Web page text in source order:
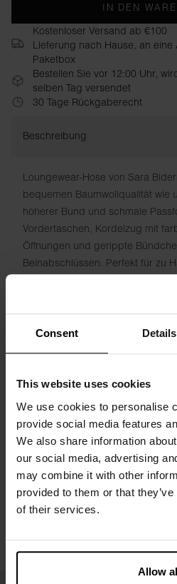
Consent Details
This website uses cookies
We use cookies to personalise
provide social media features
We also share information
our social media, advertising
may combine it with other
provided to them or that
of their services.
Allow
IN DEN
Kostenloser Versand ab €100
Lieferung nach Hause, an
Paketbox
Bestellen Sie vor 12:00 Uhr,
selben Tag versendet
30 Tage Rückgaberecht
Beschreibung
Loungewear-Hose von Sara
bequemen Baumwollqualität wie
höherer Bund und schmale
Vordertaschen, Kordelzug mit
Öffnungen und gerippte
Beinabschlüssen. Perfekt für zu
Material: 100 % Bio-Baumwolle
Spezifikation
Größentabelle
Pflegehinweise